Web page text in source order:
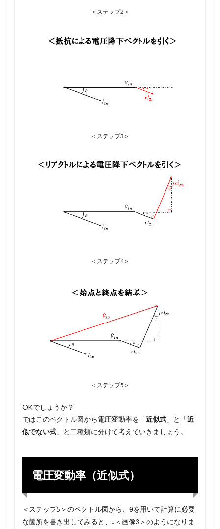
＜ステップ2＞
＜ステップ3＞
＜ステップ4＞
＜ステップ5＞
OKでしょうか？
ではこのベクトル図から電圧変動率を「近似式 」と「近
似でない式 」と二種類に分けて考えていきましょう。
電圧変動率（近似式）
＜ステップ5＞のベクトル図から、θを用いて計算に必要
な箇所を書き出してみると、↓＜画像3＞のようになりま